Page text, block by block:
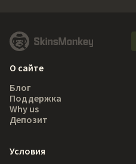
О сайте
Блог
Поддержка
Why us
Депозит
Условия